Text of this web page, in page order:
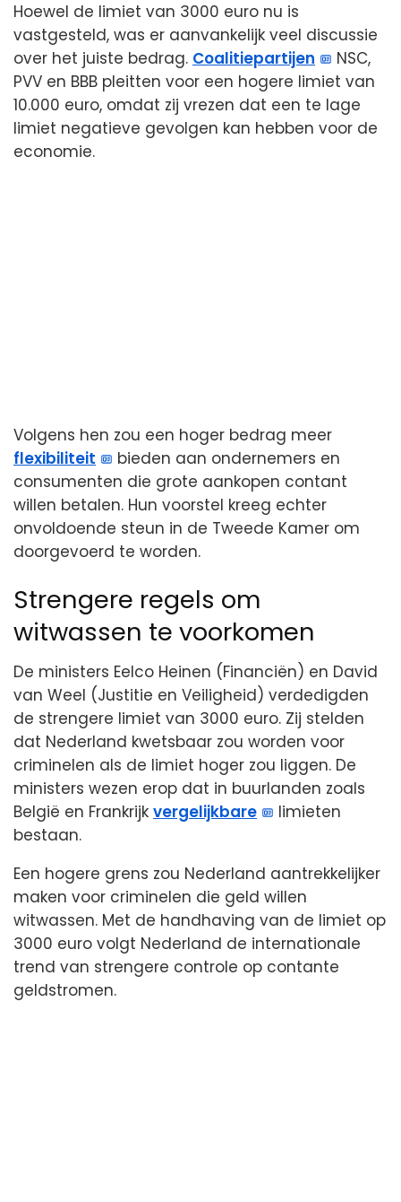
Hoewel de limiet van 3000 euro nu is
vastgesteld, was er aanvankelijk veel discussie
over het juiste bedrag. Coalitiepartijen
NSC,
PVV en BBB pleitten voor een hogere limiet van
10.000 euro, omdat zij vrezen dat een te lage
limiet negatieve gevolgen kan hebben voor de
economie.
Volgens hen zou een hoger bedrag meer
flexibiliteit
bieden aan ondernemers en
consumenten die grote aankopen contant
willen betalen. Hun voorstel kreeg echter
onvoldoende steun in de Tweede Kamer om
doorgevoerd te worden.
Strengere regels om
witwassen te voorkomen
De ministers Eelco Heinen (Financiën) en David
van Weel (Justitie en Veiligheid) verdedigden
de strengere limiet van 3000 euro. Zij stelden
dat Nederland kwetsbaar zou worden voor
criminelen als de limiet hoger zou liggen. De
ministers wezen erop dat in buurlanden zoals
België en Frankrijk vergelijkbare
limieten
bestaan.
Een hogere grens zou Nederland aantrekkelijker
maken voor criminelen die geld willen
witwassen. Met de handhaving van de limiet op
3000 euro volgt Nederland de internationale
trend van strengere controle op contante
geldstromen.